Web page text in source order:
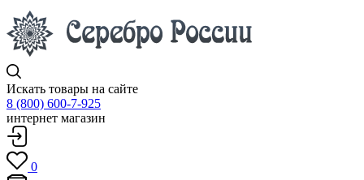
Искать товары на сайте
8 (800) 600-7-925
интернет магазин
0